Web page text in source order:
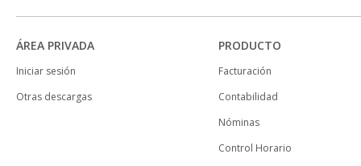
ÁREA PRIVADA
Iniciar sesión
Otras descargas
PRODUCTO
Facturación
Contabilidad
Nóminas
Control Horario